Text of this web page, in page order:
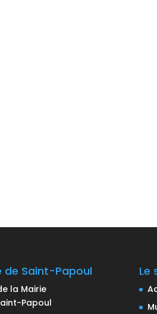
de Saint-Papoul
la Mairie
Papoul
Le